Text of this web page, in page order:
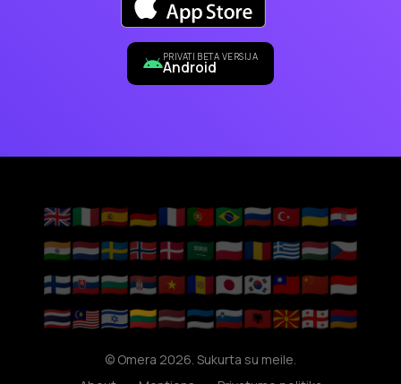
PRIVATI BETA VERSIJA
Android
🇬🇧🇮🇹🇪🇸🇩🇪🇫🇷🇵🇹🇧🇷🇷🇺🇹🇷🇺🇦🇭🇷
🇮🇳🇳🇱🇸🇪🇳🇴🇩🇰🇸🇦🇵🇱🇷🇴🇬🇷🇭🇺🇨🇿
🇫🇮🇸🇰🇧🇬🇷🇸🇻🇳🇦🇩🇯🇵🇰🇷🇹🇼🇨🇳🇮🇩
🇹🇭🇲🇾🇮🇱🇱🇹🇱🇻🇪🇪🇸🇮🇦🇱🇲🇰🇬🇪🇦🇲
© Omera 2026. Sukurta su meile.